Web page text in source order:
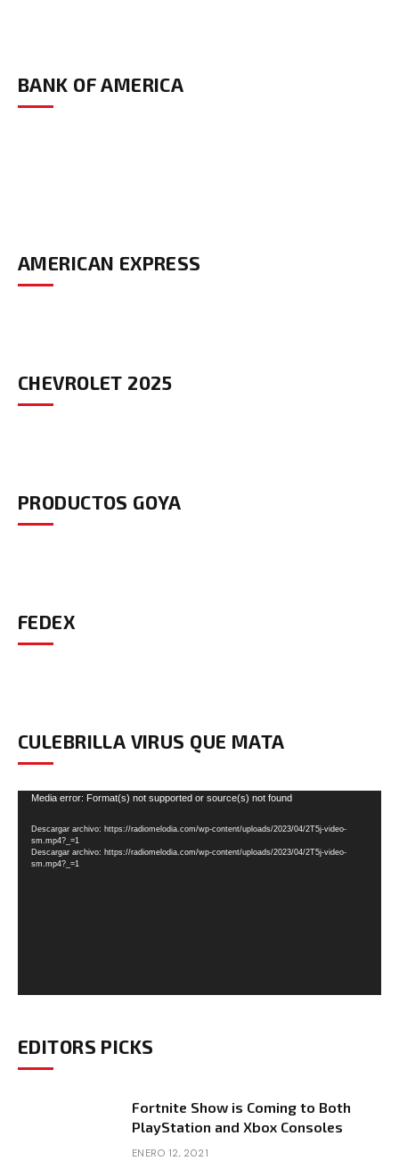
BANK OF AMERICA
AMERICAN EXPRESS
CHEVROLET 2025
PRODUCTOS GOYA
FEDEX
CULEBRILLA VIRUS QUE MATA
Reproductor
vídeo
Media error: Format(s) not supported or source(s) not found
Descargar archivo: https://radiomelodia.com/wp-content/uploads/2023/04/2T5j-video-
sm.mp4?_=1
Descargar archivo: https://radiomelodia.com/wp-content/uploads/2023/04/2T5j-video-
sm.mp4?_=1
EDITORS PICKS
Fortnite Show is Coming to Both
PlayStation and Xbox Consoles
ENERO 12, 2021